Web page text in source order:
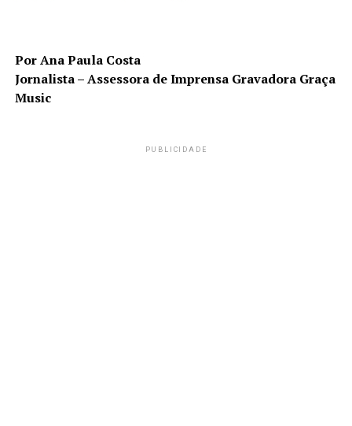
Por Ana Paula Costa
Jornalista – Assessora de Imprensa Gravadora Graça
Music
PUBLICIDADE